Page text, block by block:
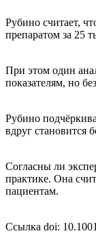
Рубино считает,
препаратом за 25
При этом один
показателям, но
Рубино
вдруг становится
Согласны ли
практике. Она
пациентам.
Ссылка doi: